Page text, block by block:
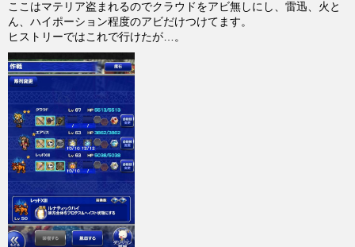
ここはマテリア盗まれるのでクラウドをアビ無しにし、雷迅、火と
ん、ハイポーション程度のアビだけつけてます。
ヒストリーではこれで行けたが…。